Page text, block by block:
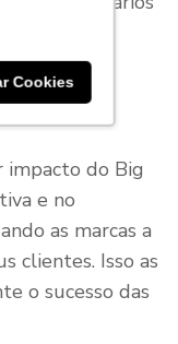
Cookies
impacto do Big
e no
as marcas a
clientes. Isso as
o sucesso das